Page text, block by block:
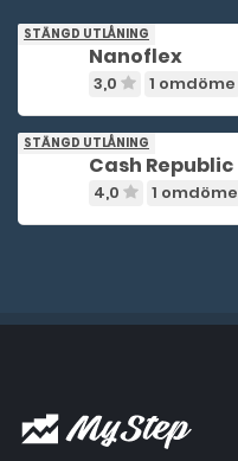
Nanoflex
3,0 1 omdöme
Cash Republic
4,0 1 omdöme